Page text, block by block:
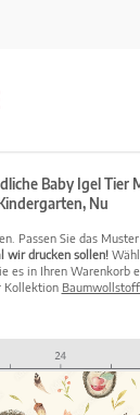
Baby Igel Tier
Kindergarten, Nu
Passen Sie das
wir drucken sollen!
es in Ihren Warenkorb
Kollektion